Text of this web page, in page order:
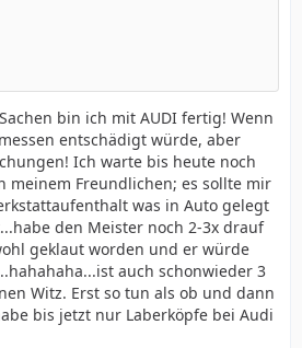
bin ich mit AUDI fertig! Wenn
entschädigt würde, aber
Ich warte bis heute noch
meinem Freundlichen; es sollte mir
was in Auto gelegt
den Meister noch 2-3x drauf
geklaut worden und er würde
auch schonwieder 3
Witz. Erst so tun als ob und dann
bis jetzt nur Laberköpfe bei Audi